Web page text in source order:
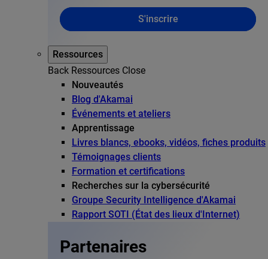
S'inscrire
Ressources
Back Ressources Close
Nouveautés
Blog d'Akamai
Événements et ateliers
Apprentissage
Livres blancs, ebooks, vidéos, fiches produits
Témoignages clients
Formation et certifications
Recherches sur la cybersécurité
Groupe Security Intelligence d'Akamai
Rapport SOTI (État des lieux d'Internet)
Partenaires